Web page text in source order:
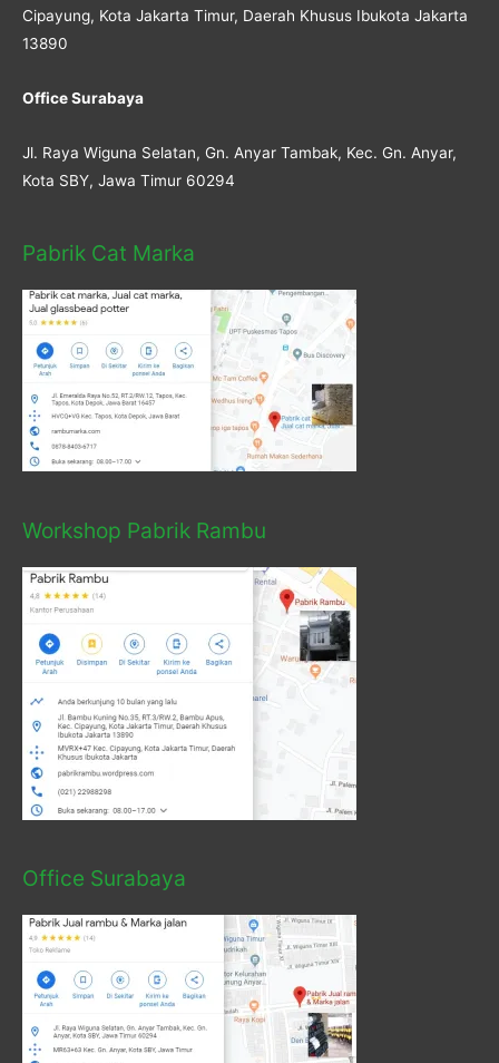
Cipayung, Kota Jakarta Timur, Daerah Khusus Ibukota Jakarta
13890
Office Surabaya
Jl. Raya Wiguna Selatan, Gn. Anyar Tambak, Kec. Gn. Anyar,
Kota SBY, Jawa Timur 60294
Pabrik Cat Marka
Workshop Pabrik Rambu
Office Surabaya